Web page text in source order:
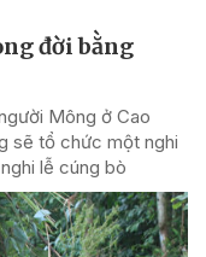
đời bằng
Mông ở Cao
sẽ tổ chức một nghi
lễ cúng bò